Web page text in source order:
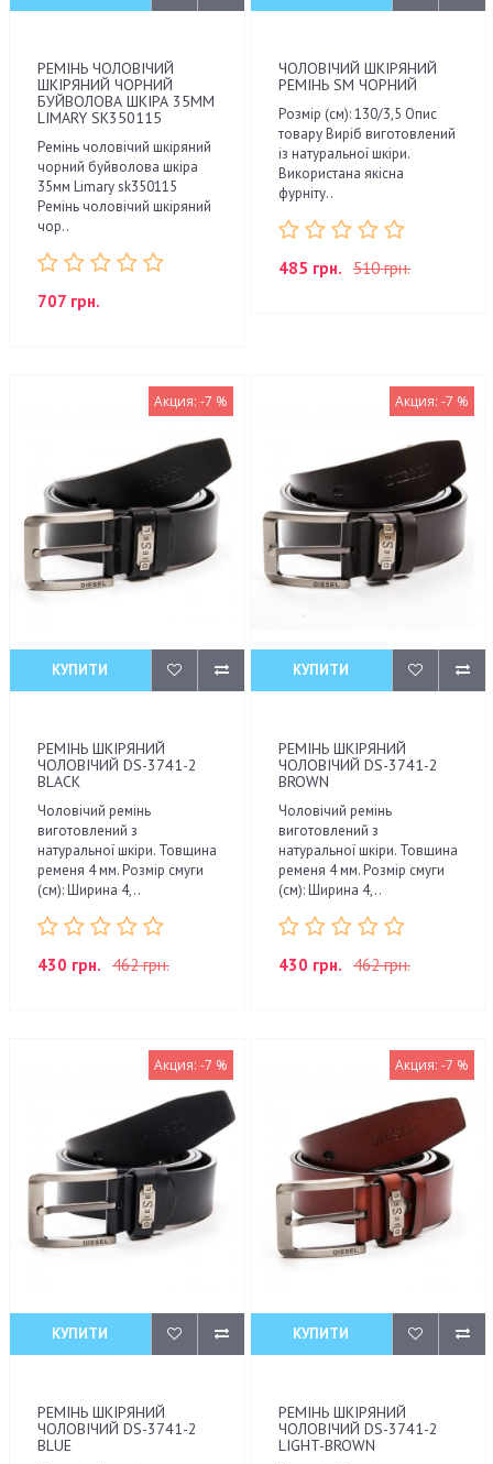
РЕМІНЬ ЧОЛОВІЧИЙ
ШКІРЯНИЙ ЧОРНИЙ
БУЙВОЛОВА ШКІРА 35ММ
LIMARY SK350115
Ремінь чоловічий шкіряний
чорний буйволова шкіра
35мм Limary sk350115
Ремінь чоловічий шкіряний
чор..
707 грн.
ЧОЛОВІЧИЙ ШКІРЯНИЙ
РЕМІНЬ SM ЧОРНИЙ
Розмір (см): 130/3,5 Опис
товару Виріб виготовлений
із натуральної шкіри.
Використана якісна
фурніту..
485 грн. 510 грн.
Акция: -7 %
КУПИТИ
РЕМІНЬ ШКІРЯНИЙ
ЧОЛОВІЧИЙ DS-3741-2
BLACK
Чоловічий ремінь
виготовлений з
натуральної шкіри. Товщина
ременя 4 мм. Розмір смуги
(см): Ширина 4,..
430 грн. 462 грн.
Акция: -7 %
КУПИТИ
РЕМІНЬ ШКІРЯНИЙ
ЧОЛОВІЧИЙ DS-3741-2
BROWN
Чоловічий ремінь
виготовлений з
натуральної шкіри. Товщина
ременя 4 мм. Розмір смуги
(см): Ширина 4,..
430 грн. 462 грн.
Акция: -7 %
КУПИТИ
РЕМІНЬ ШКІРЯНИЙ
ЧОЛОВІЧИЙ DS-3741-2
BLUE
Акция: -7 %
КУПИТИ
РЕМІНЬ ШКІРЯНИЙ
ЧОЛОВІЧИЙ DS-3741-2
LIGHT-BROWN